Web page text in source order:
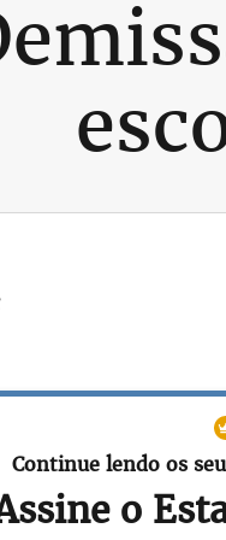
19, dengue e
de São Paulo, via
terceirizados
do transporte
Continue lendo os
o